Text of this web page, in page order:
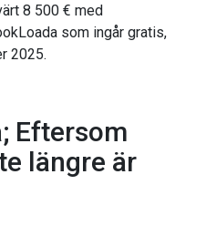
8 500 € med
som ingår gratis,
2025.
Eftersom
längre är